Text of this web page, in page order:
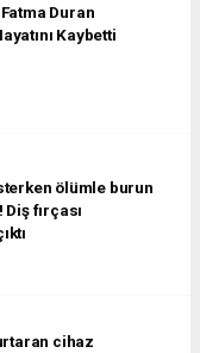
Duran
Kaybetti
ölümle burun
fırçası
cihaz